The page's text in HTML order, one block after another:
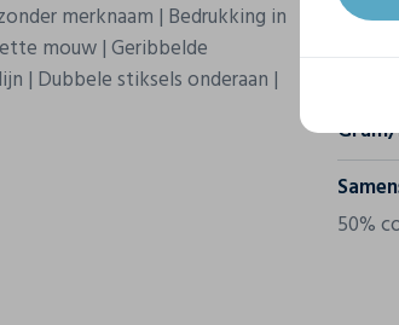
merknaam | Bedrukking in
mouw | Geribbelde
| Dubbele stiksels onderaan |
Merk
50%